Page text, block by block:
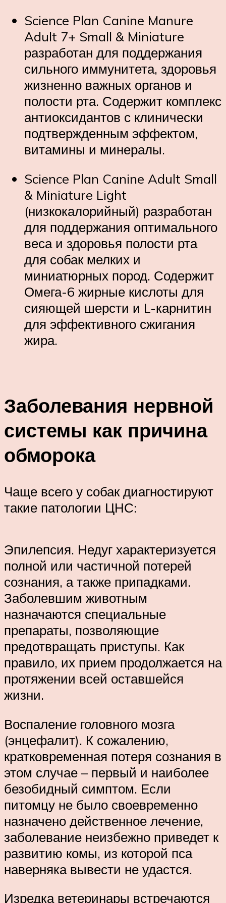
Science Plan Canine Manure
Adult 7+ Small & Miniature
разработан для поддержания
сильного иммунитета, здоровья
жизненно важных органов и
полости рта. Содержит комплекс
антиоксидантов с клинически
подтвержденным эффектом,
витамины и минералы.
Science Plan Canine Adult Small
& Miniature Light
(низкокалорийный) разработан
для поддержания оптимального
веса и здоровья полости рта
для собак мелких и
миниатюрных пород. Содержит
Омега-6 жирные кислоты для
сияющей шерсти и L-карнитин
для эффективного сжигания
жира.
Заболевания нервной
системы как причина
обморока
Чаще всего у собак диагностируют
такие патологии ЦНС:
Эпилепсия. Недуг характеризуется
полной или частичной потерей
сознания, а также припадками.
Заболевшим животным
назначаются специальные
препараты, позволяющие
предотвращать приступы. Как
правило, их прием продолжается на
протяжении всей оставшейся
жизни.
Воспаление головного мозга
(энцефалит). К сожалению,
кратковременная потеря сознания в
этом случае – первый и наиболее
безобидный симптом. Если
питомцу не было своевременно
назначено действенное лечение,
заболевание неизбежно приведет к
развитию комы, из которой пса
наверняка вывести не удастся.
Изредка ветеринары встречаются